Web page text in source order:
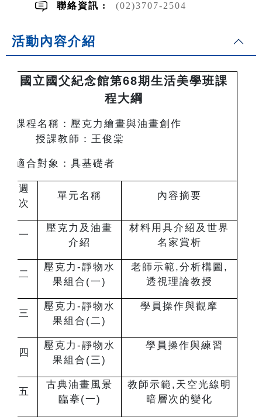
聯絡資訊 : (02)3707-2504
活動內容介紹
國立國父紀念館第68期生活美學班課
程大綱
課程名稱：壓克力繪畫與油畫創作
授課教師：王俊棠
適合對象：具基礎者
週
次
單元名稱 內容摘要
一
壓克力及油畫
介紹
材料用具介紹及世界
名家賞析
二
壓克力-靜物水
果組合(一)
老師示範,分析構圖,
透視理論教授
三
壓克力-靜物水
果組合(二)
學員操作與觀摩
四
壓克力-靜物水
果組合(三)
學員操作與練習
五
古典油畫風景
臨摹(一)
教師示範,天空光線明
暗層次的變化